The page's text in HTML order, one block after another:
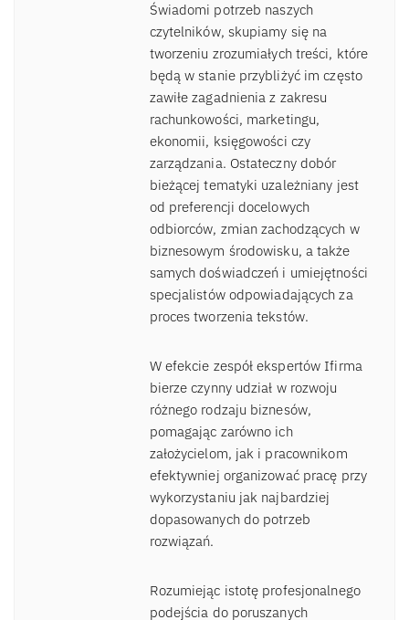
Świadomi potrzeb naszych
czytelników, skupiamy się na
tworzeniu zrozumiałych treści, które
będą w stanie przybliżyć im często
zawiłe zagadnienia z zakresu
rachunkowości, marketingu,
ekonomii, księgowości czy
zarządzania. Ostateczny dobór
bieżącej tematyki uzależniany jest
od preferencji docelowych
odbiorców, zmian zachodzących w
biznesowym środowisku, a także
samych doświadczeń i umiejętności
specjalistów odpowiadających za
proces tworzenia tekstów.
W efekcie zespół ekspertów Ifirma
bierze czynny udział w rozwoju
różnego rodzaju biznesów,
pomagając zarówno ich
założycielom, jak i pracownikom
efektywniej organizować pracę przy
wykorzystaniu jak najbardziej
dopasowanych do potrzeb
rozwiązań.
Rozumiejąc istotę profesjonalnego
podejścia do poruszanych